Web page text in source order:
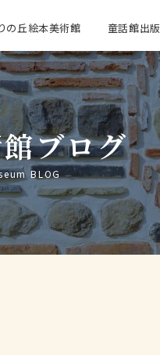
の丘絵本美術館 童話館出版
ブログ
BLOG